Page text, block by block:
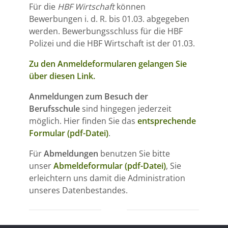
Für die HBF Wirtschaftkönnen
Bewerbungen i. d. R. bis 01.03. abgegeben
werden. Bewerbungsschluss für die HBF
Polizei und die HBF Wirtschaft ist der 01.03.
Zu den Anmeldeformularen gelangen Sie
über diesen Link.
Anmeldungen zum Besuch der
Berufsschulesind hingegen jederzeit
möglich. Hier finden Sie das entsprechende
Formular (pdf-Datei).
FürAbmeldungen benutzen Sie bitte
unserAbmeldeformular (pdf-Datei), Sie
erleichtern uns damit die Administration
unseres Datenbestandes.